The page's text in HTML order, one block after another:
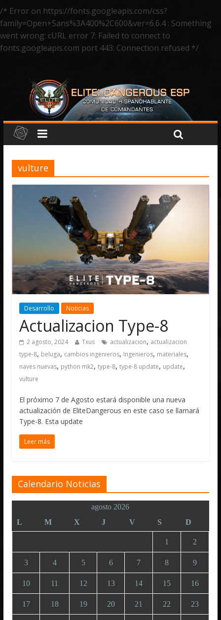
/* Error on https://fonts.googleapis.com/css?
family=Open+Sans%3A400%2C600&ver=6.6.4 : Something
went wrong: cURL error 7: Failed to connect to
fonts.googleapis.com port 443: Connection refused */
vulture
Desarrollo Noticias
Actualizacion Type-8
2 agosto, 2024 Txus actualizacion, actualizacion
type-8, beluga, cambios ingenieros, Ingenieros, materiales,
naves nuevas, python mk2,type-8,type-8 update, update,
vulture
El próximo 7 de Agosto estará disponible una nueva
actualización de EliteDangerous en este caso se llamará
Type-8. Esta update
Leer más
Calendario Noticias
agosto 2026
L
M X J V S D
1 2
3 4 5 6 7 8 9
10 11 12 13 14 15 16
17 18 19 20 21 22 23